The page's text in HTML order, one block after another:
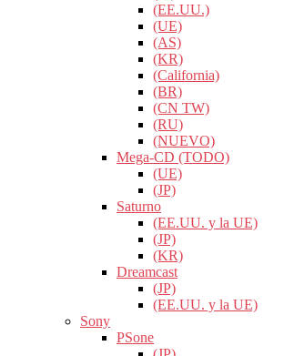
(EE.UU.)
(UE)
(AS)
(KR)
(California)
(BR)
(CN TW)
(RU)
(NUEVO)
Mega-CD (TODO)
(UE)
(JP)
Saturno
(EE.UU. y la UE)
(JP)
(KR)
Dreamcast
(JP)
(EE.UU. y la UE)
Sony
PSone